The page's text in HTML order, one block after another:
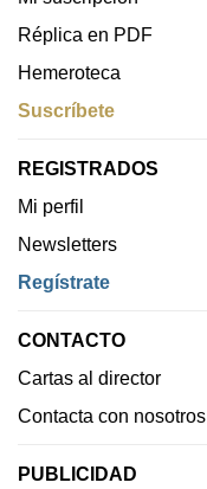
Réplica en PDF
Hemeroteca
Suscríbete
REGISTRADOS
Mi perfil
Newsletters
Regístrate
CONTACTO
Cartas al director
Contacta con nosotros
PUBLICIDAD